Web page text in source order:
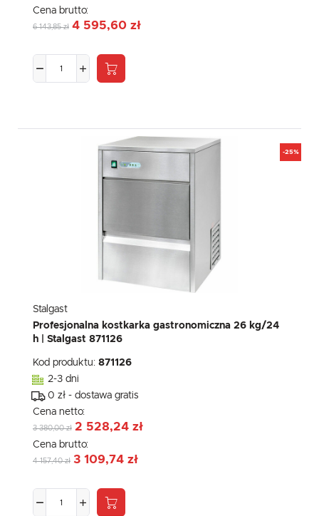
Cena brutto:
6 143,85 zł 4 595,60 zł
-25%
Stalgast
Profesjonalna kostkarka gastronomiczna 26 kg/24
h | Stalgast 871126
Kod produktu: 871126
2-3 dni
0 zł - dostawa gratis
Cena netto:
3 380,00 zł 2 528,24 zł
Cena brutto:
4 157,40 zł 3 109,74 zł